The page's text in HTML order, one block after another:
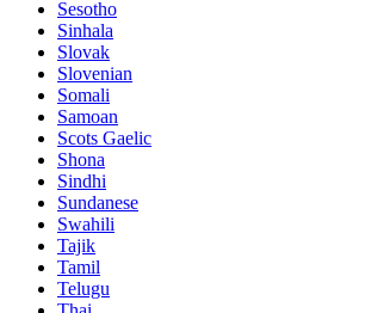
Sesotho
Sinhala
Slovak
Slovenian
Somali
Samoan
Scots Gaelic
Shona
Sindhi
Sundanese
Swahili
Tajik
Tamil
Telugu